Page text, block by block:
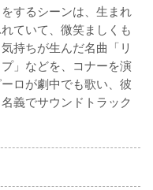
するシーンは、生まれ
ていて、微笑ましくも
持ちが生んだ名曲「リ
」などを、コナーを演
ロが劇中でも歌い、彼
義でサウンドトラック